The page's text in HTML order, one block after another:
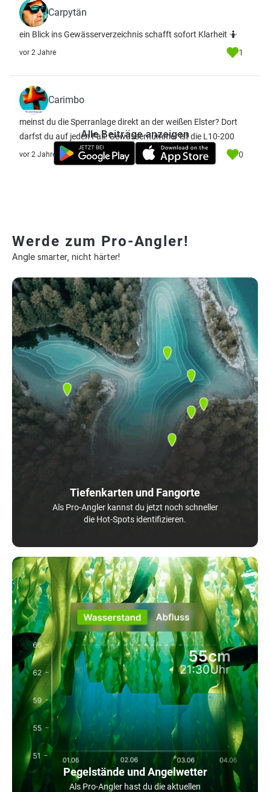
Carpytän
ein Blick ins Gewässerverzeichnis schafft sofort Klarheit 🤷
vor 2 Jahre 1
Carimbo
meinst du die Sperranlage direkt an der weißen Elster? Dort
darfst du auf jeden Fall. Gewässernummer ist die L10-200
vor 2 Jahre 0
Alle Beiträge anzeigen
Werde zum Pro-Angler!
Angle smarter, nicht härter!
Tiefenkarten und Fangorte
Als Pro-Angler kannst du jetzt noch schneller
die Hot-Spots identifizieren.
Pegelstände und Angelwetter
Als Pro-Angler hast du die aktuellen